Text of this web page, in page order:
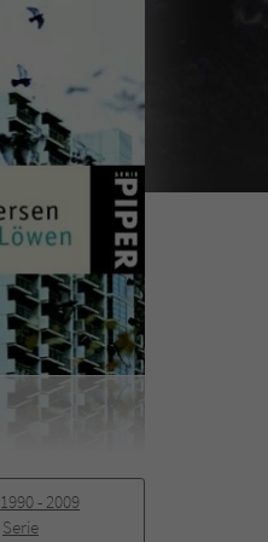
1990 -­ 2009
Serie